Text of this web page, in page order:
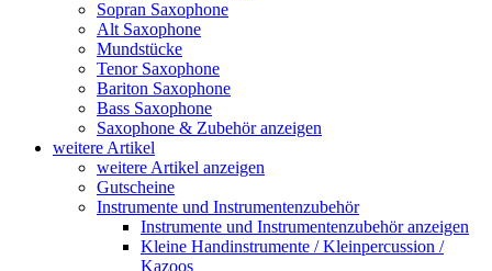
Sopran Saxophone
Alt Saxophone
Mundstücke
Tenor Saxophone
Bariton Saxophone
Bass Saxophone
Saxophone & Zubehör anzeigen
weitere Artikel
weitere Artikel anzeigen
Gutscheine
Instrumente und Instrumentenzubehör
Instrumente und Instrumentenzubehör anzeigen
Kleine Handinstrumente / Kleinpercussion /
Kazoos